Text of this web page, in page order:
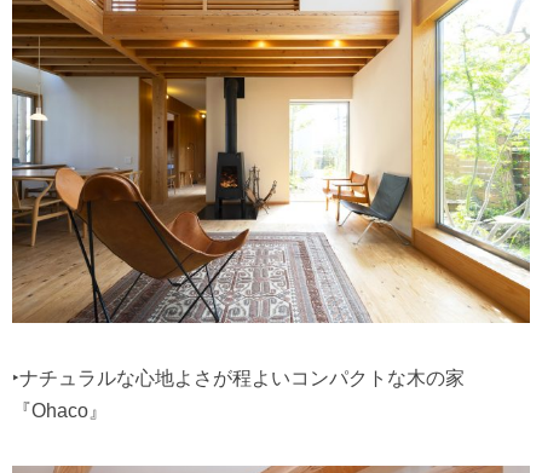
‣ナチュラルな心地よさが程よいコンパクトな木の家
『Ohaco』